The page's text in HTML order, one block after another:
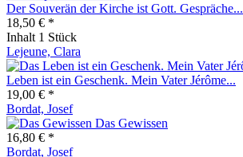
Der Souverän der Kirche ist Gott. Gespräche...
18,50 € *
Inhalt 1 Stück
Lejeune, Clara
Leben ist ein Geschenk. Mein Vater Jérôme...
19,00 € *
Bordat, Josef
Das Gewissen
16,80 € *
Bordat, Josef